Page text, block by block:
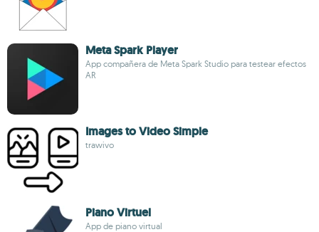
Meta Spark Player
App compañera de Meta Spark Studio para testear efectos
AR
Images to Video Simple
trawivo
Piano Virtuel
App de piano virtual